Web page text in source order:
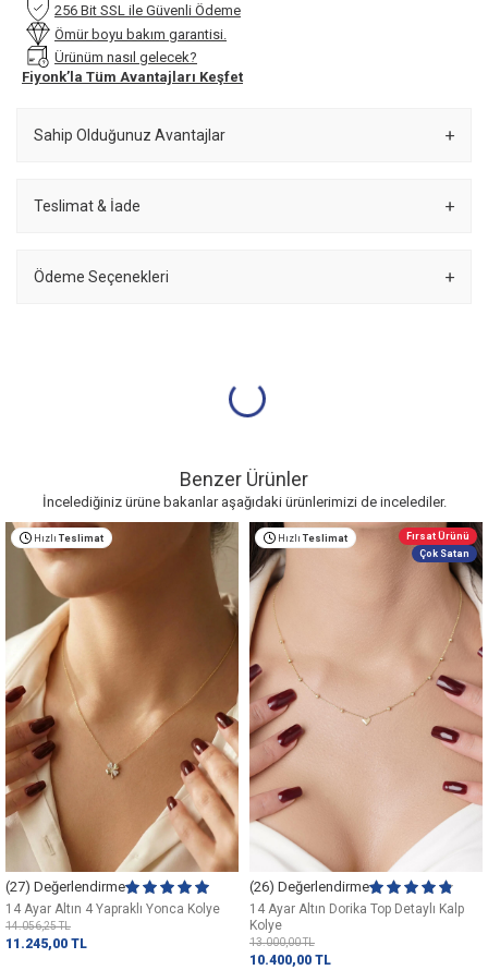
256 Bit SSL ile Güvenli Ödeme
Ömür boyu bakım garantisi.
Ürünüm nasıl gelecek?
Fiyonk’la Tüm Avantajları Keşfet
Sahip Olduğunuz Avantajlar
Teslimat & İade
Ödeme Seçenekleri
Benzer Ürünler
İncelediğiniz ürüne bakanlar aşağıdaki ürünlerimizi de incelediler.
Hızlı Teslimat
(27) Değerlendirme
14 Ayar Altın 4 Yapraklı Yonca Kolye
14.056,25TL
11.245,00 TL
Hızlı Teslimat
Fırsat Ürünü
Çok Satan
(26) Değerlendirme
14 Ayar Altın Dorika Top Detaylı Kalp
Kolye
13.000,00TL
10.400,00 TL